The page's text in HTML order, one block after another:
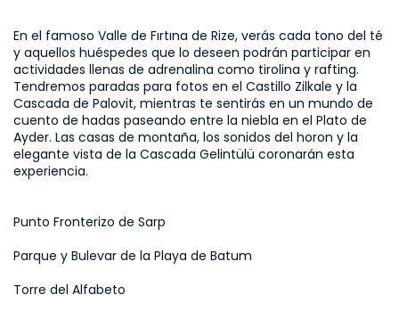
En el famoso Valle de Fırtına de Rize, verás cada tono del té
y aquellos huéspedes que lo deseen podrán participar en
actividades llenas de adrenalina como tirolina y rafting.
Tendremos paradas para fotos en el Castillo Zilkale y la
Cascada de Palovit, mientras te sentirás en un mundo de
cuento de hadas paseando entre la niebla en el Plato de
Ayder. Las casas de montaña, los sonidos del horon y la
elegante vista de la Cascada Gelintülü coronarán esta
experiencia.
Punto Fronterizo de Sarp
Parque y Bulevar de la Playa de Batum
Torre del Alfabeto